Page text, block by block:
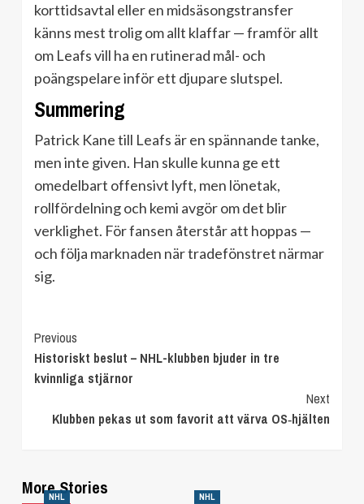
korttidsavtal eller en midsäsongstransfer
känns mest trolig om allt klaffar — framför allt
om Leafs vill ha en rutinerad mål- och
poängspelare inför ett djupare slutspel.
Summering
Patrick Kane till Leafs är en spännande tanke,
men inte given. Han skulle kunna ge ett
omedelbart offensivt lyft, men lönetak,
rollfördelning och kemi avgör om det blir
verklighet. För fansen återstår att hoppas —
och följa marknaden när tradefönstret närmar
sig.
Continue
Reading
Previous
Historiskt beslut – NHL-klubben bjuder in tre
kvinnliga stjärnor
Next
Klubben pekas ut som favorit att värva OS‑hjälten
More Stories
NHL NHL